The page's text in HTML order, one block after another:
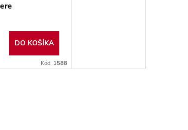
DO KOŠÍKA
Kód: 1588